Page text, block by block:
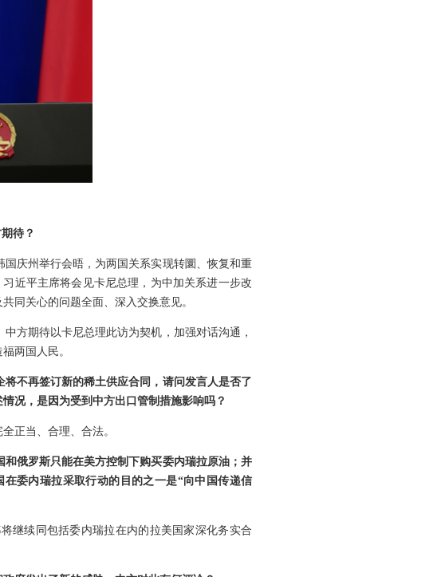
待？
庆州举行会晤，为两国关系实现转圜、恢复和重
近平主席将会见卡尼总理，为中加关系进一步改
同关心的问题全面、深入交换意见。
方期待以卡尼总理此访为契机，加强对话沟通，
两国人民。
不再签订新的稀土供应合同，请问发言人是否了
况，是因为受到中方出口管制措施影响吗？
正当、合理、合法。
俄罗斯只能在美方控制下购买委内瑞拉原油；并
委内瑞拉采取行动的目的之一是“向中国传递信
继续同包括委内瑞拉在内的拉美国家深化务实合